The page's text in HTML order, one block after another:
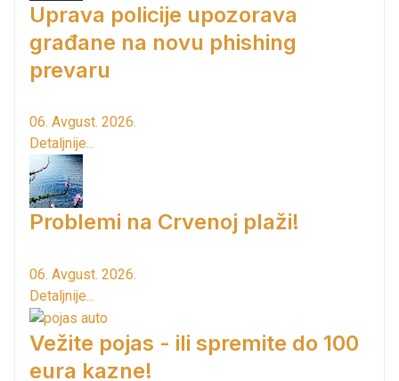
Uprava policije upozorava
građane na novu phishing
prevaru
06. Avgust. 2026.
Detaljnije...
Problemi na Crvenoj plaži!
06. Avgust. 2026.
Detaljnije...
Vežite pojas - ili spremite do 100
eura kazne!